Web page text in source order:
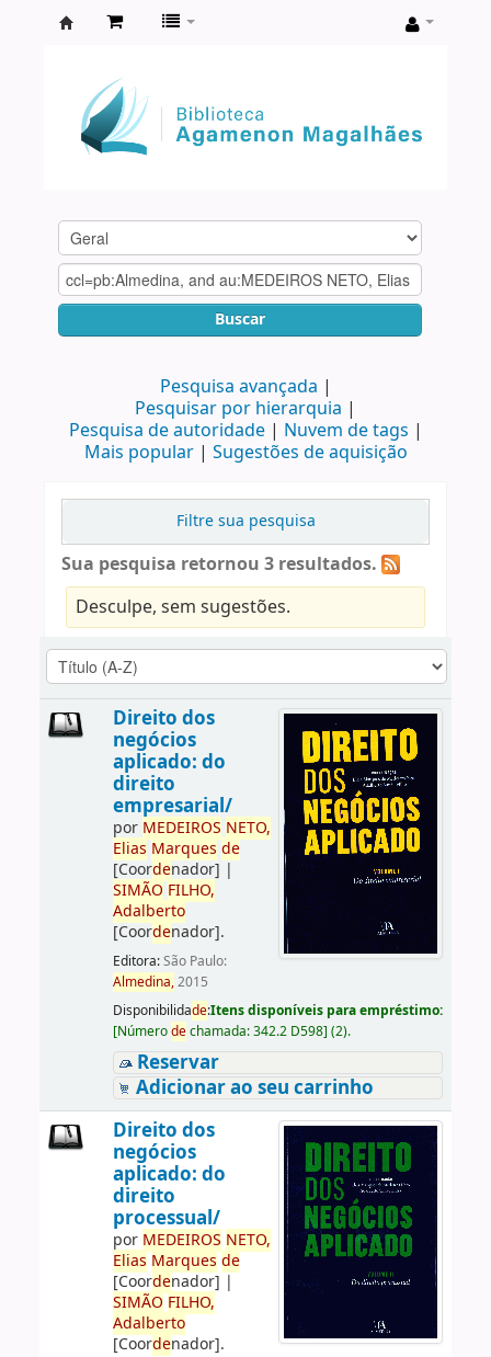
Agamenon
Magalhães
Buscar
Pesquisa avançada
Pesquisar por hierarquia
Pesquisa de autoridade
Nuvem de tags
Mais popular
Sugestões de aquisição
Filtre sua pesquisa
Sua pesquisa retornou 3 resultados.
Desculpe, sem sugestões.
Direito dos
negócios
aplicado: do
direito
empresarial/
por MEDEIROS NETO,
Elias Marques de
[Coordenador] |
SIMÃO FILHO,
Adalberto
[Coordenador].
Editora:São Paulo:
Almedina,2015
Disponibilidade:Itens disponíveis para empréstimo:
[Númerodechamada:342.2 D598] (2).
Reservar
Adicionar ao seu carrinho
Direito dos
negócios
aplicado: do
direito
processual/
por MEDEIROS NETO,
Elias Marques de
[Coordenador] |
SIMÃO FILHO,
Adalberto
[Coordenador].